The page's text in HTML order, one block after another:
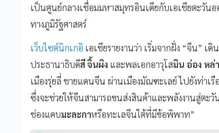
เป็นศูนย์กลางเชื่อมมหาสมุทรอินเดียกับเอเชียตะวัน
ทางภูมิรัฐศาสตร์
เว็บไซต์นิกเกอิ เอเชียรายงานว่า เริ่มจากฝั่ง “จีน” เ
ประธานาธิบดีสี จิ้นผิง และพลเอกอาวุโสมิน อ่อง หล่
เมืองรุ่ยลี่ ชายแดนจีน ผ่านเมืองมัณฑะเลย์ ไปยังท่าเ
ซึ่งจะช่วยให้จีนสามารถขนส่งสินค้าและพลังงานสู่ตะ
ช่องแคบมะละกาหรือทะเลจีนใต้ที่มีข้อพิพาท”